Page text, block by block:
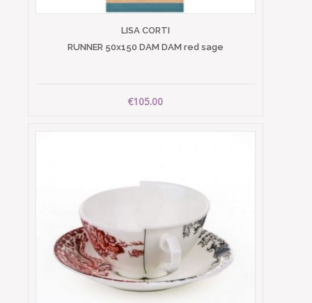
LISA CORTI
RUNNER 50x150 DAM DAM red sage
€105.00